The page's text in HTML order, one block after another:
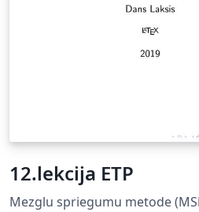
as well as other academic
University of Latvia Rules for
https://github.com/rolowilde/
12.lekcija ETP
Mezglu spriegumu metode